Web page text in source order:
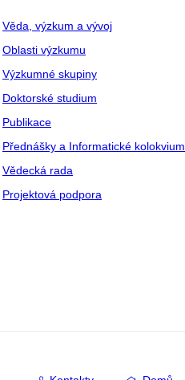
Věda, výzkum a vývoj
Oblasti výzkumu
Výzkumné skupiny
Doktorské studium
Publikace
Přednášky a Informatické kolokvium
Vědecká rada
Projektová podpora